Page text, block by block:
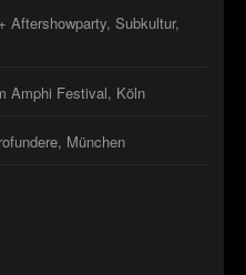
Aftershowparty, Subkultur,
Amphi Festival, Köln
München